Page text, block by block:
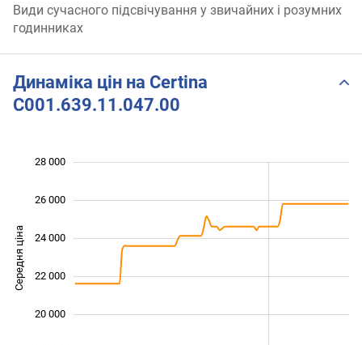
Види сучасного підсвічування у звичайних і розумних
годинниках
Динаміка цін на Certina
C001.639.11.047.00
Середня ціна
20 000
22 000
24 000
28 000
26 000